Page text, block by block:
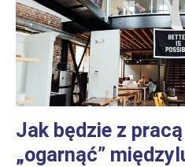
Jak będzie z
„ogarnąć”